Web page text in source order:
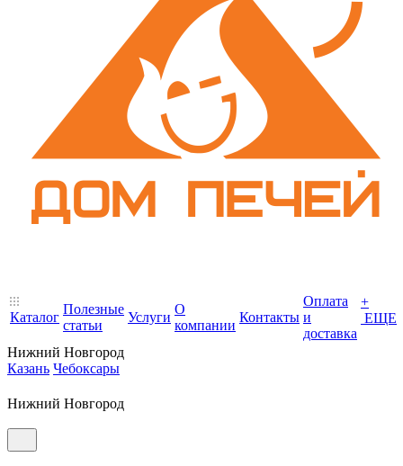
Каталог
Полезные
статьи
Услуги
О
компании
Контакты
Оплата
и
доставка
+
ЕЩЕ
Нижний Новгород
Казань Чебоксары
Нижний Новгород